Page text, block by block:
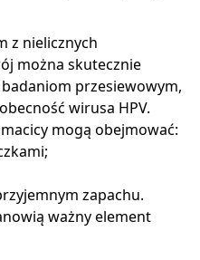
z nielicznych
można skutecznie
przesiewowym,
wirusa HPV.
mogą obejmować:
zapachu.
ważny element